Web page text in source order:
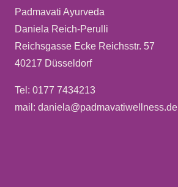
Padmavati Ayurveda
Daniela Reich-Perulli
Reichsgasse Ecke Reichsstr. 57
40217 Düsseldorf
Tel: 0177 7434213
mail: daniela@padmavatiwellness.de